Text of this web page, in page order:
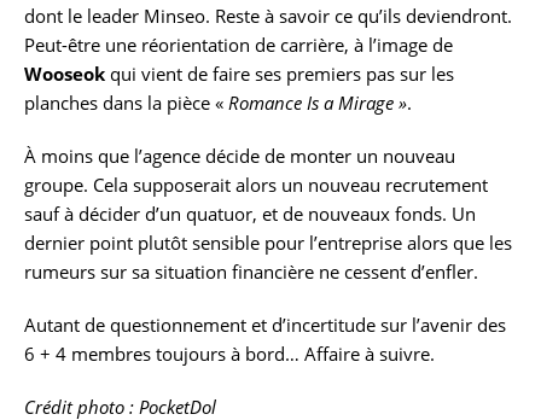
dont le leader Minseo. Reste à savoir ce qu’ils deviendront.
Peut-être une réorientation de carrière, à l’image de
Wooseok qui vient de faire ses premiers pas sur les
planches dans la pièce « Romance Is a Mirage ».
À moins que l’agence décide de monter un nouveau
groupe. Cela supposerait alors un nouveau recrutement
sauf à décider d’un quatuor, et de nouveaux fonds. Un
dernier point plutôt sensible pour l’entreprise alors que les
rumeurs sur sa situation financière ne cessent d’enfler.
Autant de questionnement et d’incertitude sur l’avenir des
6 + 4 membres toujours à bord… Affaire à suivre.
Crédit photo : PocketDol